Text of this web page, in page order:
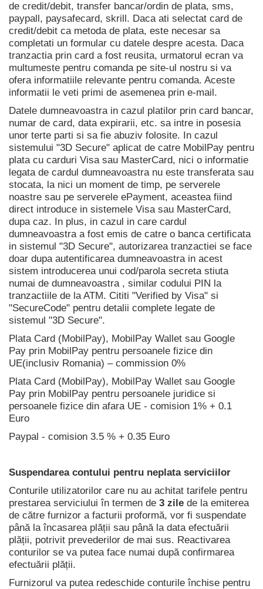
de credit/debit, transfer bancar/ordin de plata, sms,
paypall, paysafecard, skrill. Daca ati selectat card de
credit/debit ca metoda de plata, este necesar sa
completati un formular cu datele despre acesta. Daca
tranzactia prin card a fost reusita, urmatorul ecran va
multumeste pentru comanda pe site-ul nostru si va
ofera informatiile relevante pentru comanda. Aceste
informatii le veti primi de asemenea prin e-mail.
Datele dumneavoastra in cazul platilor prin card bancar,
numar de card, data expirarii, etc. sa intre in posesia
unor terte parti si sa fie abuziv folosite. In cazul
sistemului "3D Secure" aplicat de catre MobilPay pentru
plata cu carduri Visa sau MasterCard, nici o informatie
legata de cardul dumneavoastra nu este transferata sau
stocata, la nici un moment de timp, pe serverele
noastre sau pe serverele ePayment, aceastea fiind
direct introduce in sistemele Visa sau MasterCard,
dupa caz. In plus, in cazul in care cardul
dumneavoastra a fost emis de catre o banca certificata
in sistemul "3D Secure", autorizarea tranzactiei se face
doar dupa autentificarea dumneavoastra in acest
sistem introducerea unui cod/parola secreta stiuta
numai de dumneavoastra , similar codului PIN la
tranzactiile de la ATM. Cititi "Verified by Visa" si
"SecureCode" pentru detalii complete legate de
sistemul "3D Secure".
Plata Card (MobilPay), MobilPay Wallet sau Google
Pay prin MobilPay pentru persoanele fizice din
UE(inclusiv Romania) – commission 0%
Plata Card (MobilPay), MobilPay Wallet sau Google
Pay prin MobilPay pentru persoanele juridice si
persoanele fizice din afara UE - comision 1% + 0.1
Euro
Paypal - comision 3.5 % + 0.35 Euro
Suspendarea contului pentru neplata serviciilor
Conturile utilizatorilor care nu au achitat tarifele pentru
prestarea serviciului în termen de 3 zile de la emiterea
de către furnizor a facturii proformă, vor fi suspendate
până la încasarea plății sau până la data efectuării
plății, potrivit prevederilor de mai sus. Reactivarea
conturilor se va putea face numai după confirmarea
efectuării plății.
Furnizorul va putea redeschide conturile închise pentru